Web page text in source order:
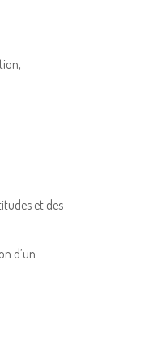
et des
d’un